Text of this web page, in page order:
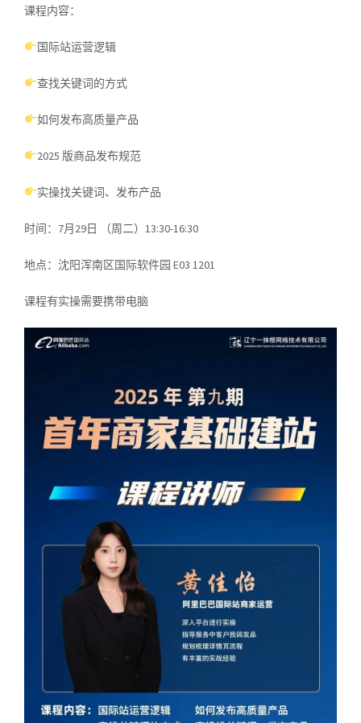
课程内容：
国际站运营逻辑
查找关键词的方式
如何发布高质量产品
2025 版商品发布规范
实操找关键词、发布产品
时间：7月29日 （周二）13:30-16:30
地点：沈阳浑南区国际软件园 E03 1201
课程有实操需要携带电脑